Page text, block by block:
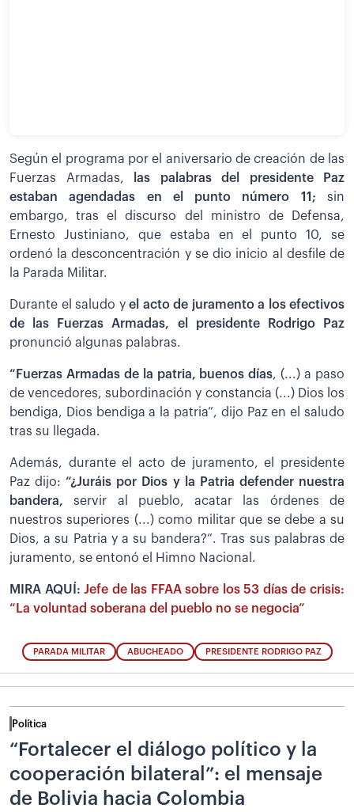
Según el programa por el aniversario de creación de las
Fuerzas Armadas,
las palabras del presidente Paz
estaban agendadas en el punto número 11; sin
embargo, tras el discurso del ministro de Defensa,
Ernesto Justiniano, que estaba en el punto 10, se
ordenó la desconcentración y se dio inicio al desfile de
la Parada Militar.
Durante el saludo yel acto de juramento a los efectivos
de las Fuerzas Armadas, el presidente Rodrigo Paz
pronunció algunas palabras.
“Fuerzas Armadas de la patria, buenos días, (...) a paso
de vencedores, subordinación y constancia (...) Dios los
bendiga, Dios bendiga a la patria”, dijo Paz en el saludo
tras su llegada.
Además, durante el acto de juramento, el presidente
Paz dijo:“¿Juráis por Dios y la Patria defender nuestra
bandera, servir al pueblo, acatar las órdenes de
nuestros superiores (...) como militar que se debe a su
Dios, a su Patria y a su bandera?”. Tras sus palabras de
juramento, se entonó el Himno Nacional.
MIRA AQUÍ:Jefe de las FFAA sobre los 53 días de crisis:
“La voluntad soberana del pueblo no se negocia”
PARADA MILITAR ABUCHEADO PRESIDENTE RODRIGO PAZ
Política
“Fortalecer el diálogo político y la
cooperación bilateral”: el mensaje
de Bolivia hacia Colombia